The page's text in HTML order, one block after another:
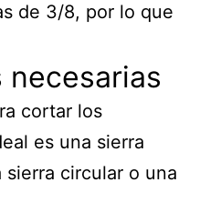
de 3/8, por lo que
necesarias
cortar los
es una sierra
sierra circular o una